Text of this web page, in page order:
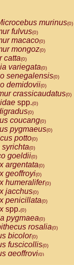
murinus(0)
fulvus(0)
macaco(0)
mongoz(0)
catta(0)
variegata(0)
senegalensis(0)
demidovii(0)
crassicaudatus(0)
spp.(0)
(0)
coucang(0)
pygmaeus(0)
potto(0)
syrichta(0)
goeldii(0)
argentata(0)
geoffroyi(0)
humeralifer(0)
jacchus(0)
penicillata(0)
spp.(0)
pygmaea(0)
rosalia(0)
bicolor(0)
fuscicollis(0)
geoffroyi(0)